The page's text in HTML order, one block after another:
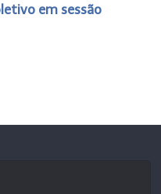
em sessão